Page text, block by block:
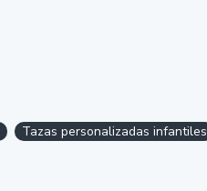
Tazas personalizadas infantiles